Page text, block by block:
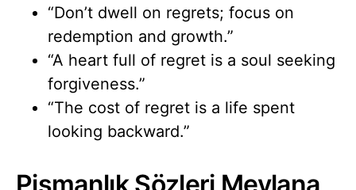
“Don’t dwell on regrets; focus on
redemption and growth.”
“A heart full of regret is a soul seeking
forgiveness.”
“The cost of regret is a life spent
looking backward.”